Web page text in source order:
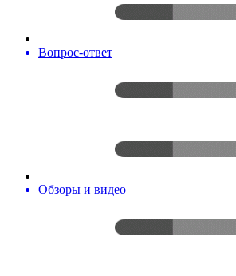
Вопрос-ответ
Обзоры и видео